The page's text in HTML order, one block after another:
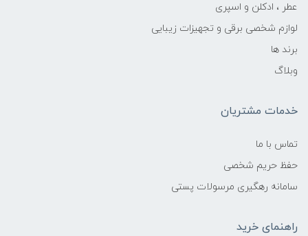
عطر ، ادکلن و اسپری
لوازم شخصی برقی و تجهیزات زیبایی
برند ها
وبلاگ
خدمات مشتریان
تماس با ما
حفظ حریم شخصی
سامانه رهگیری مرسولات پستی
راهنمای خرید